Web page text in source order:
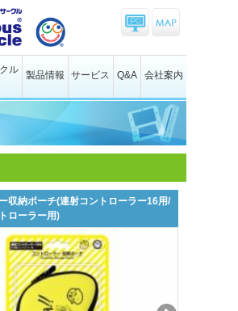
ル
製品情報 サービス Q&A 会社案内
収納ポーチ(連射コントローラー16用/
ローラー用)